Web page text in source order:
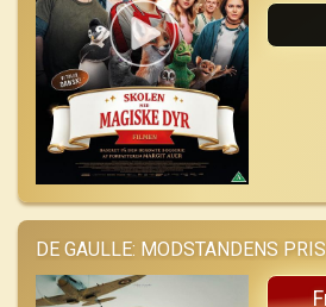
DE GAULLE: MODSTANDENS PRIS